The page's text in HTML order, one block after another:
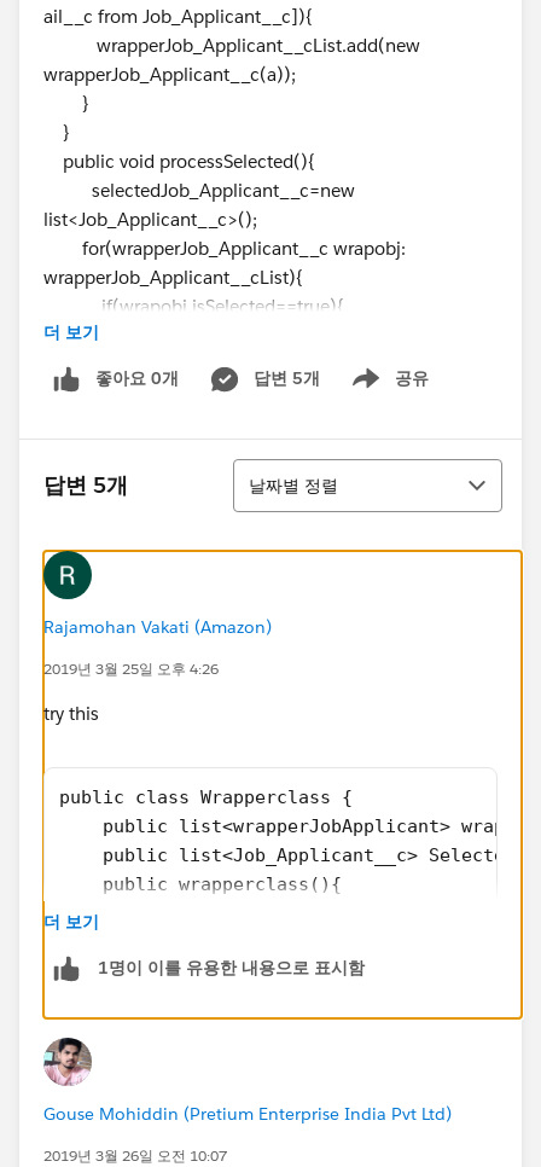
ail__c from Job_Applicant__c]){
wrapperJob_Applicant__cList.add(new
wrapperJob_Applicant__c(a));
}
}
public void processSelected(){
selectedJob_Applicant__c=new
list<Job_Applicant__c>();
for(wrapperJob_Applicant__c wrapobj:
wrapperJob_Applicant__cList){
if(wrapobj.isSelected==true){
selectedJob_Applicant__c.add(wrapobj.job);
}
public class wrapperJob_Applicant__c{
public Job_Applicant__c job{get;set;}
public
wrapperJob_Applicant__c(Job_Applicant__c a){
job=a;
}
}
더 보기
좋아요 0개 답변 5개 공유
Show menu
답변 5개
정렬
날짜별 정렬
Rajamohan Vakati (Amazon)
2019년 3월 25일 오후 4:26
try this
public class Wrapperclass {
public list<wrapperJobApplicant>
public list<Job_Applicant__c>
    public wrapperclass(){
wrapperJob_ApplicancList = new
    public void processSelected(){
SelectedJobApplicant=new
for(wrapperJobApplicant wrapobj:
            if(wrapobj.isSelected==true){
더 보기
1명이 이를 유용한 내용으로 표시함
Gouse Mohiddin (Pretium Enterprise India Pvt Ltd)
2019년 3월 26일 오전 10:07